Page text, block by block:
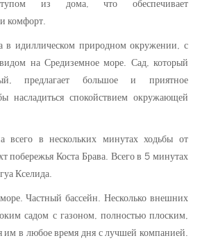
из дома, что обеспечивает
комфорт.
в идиллическом природном окружении, с
на Средиземное море. Сад, который
предлагает большое и приятное
насладиться спокойствием окружающей
всего в нескольких минутах ходьбы от
побережья Коста Брава. Всего в 5 минутах
Кселида.
Частный бассейн. Несколько внешних
садом с газоном, полностью плоским,
им в любое время дня с лучшей компанией.